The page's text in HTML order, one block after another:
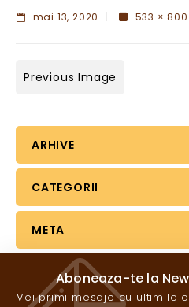
mai 13, 2020 533 × 800
Previous Image
ARHIVE
CATEGORII
META
Aboneaza-te la
Vei primi mesaje cu ultimile